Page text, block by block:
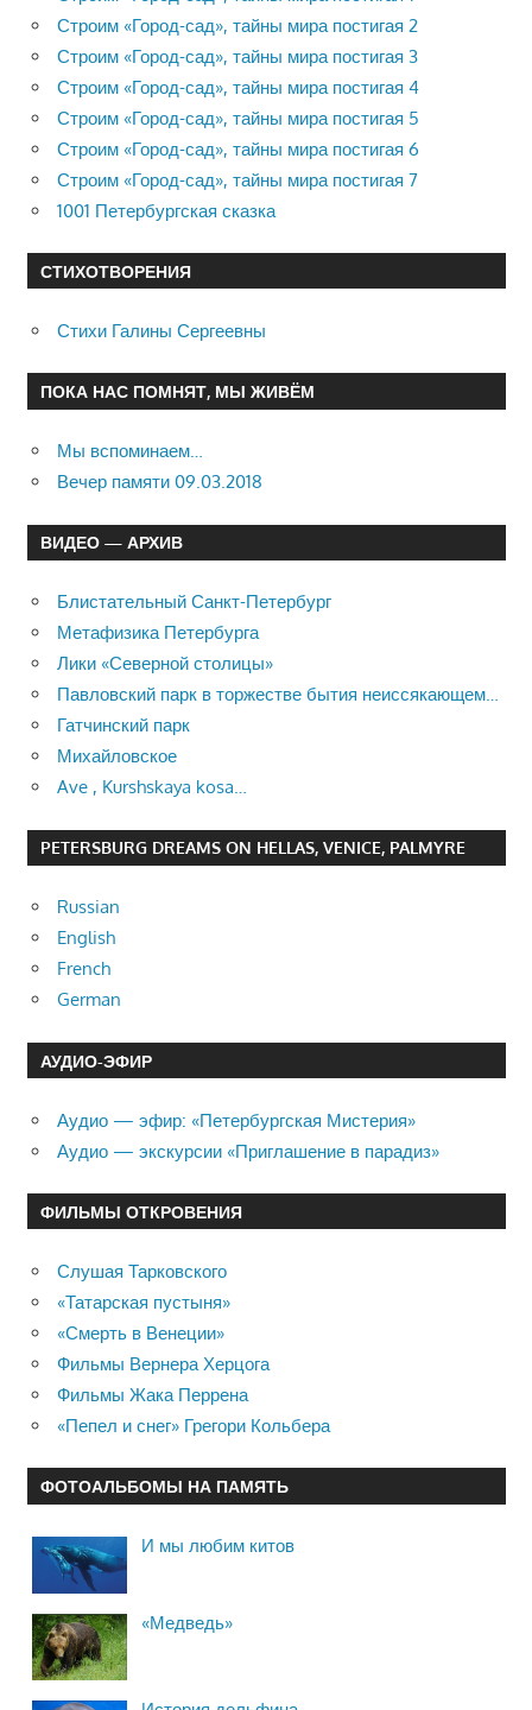
Строим «Город-сад», тайны мира постигая 2
Строим «Город-сад», тайны мира постигая 3
Строим «Город-сад», тайны мира постигая 4
Строим «Город-сад», тайны мира постигая 5
Строим «Город-сад», тайны мира постигая 6
Строим «Город-сад», тайны мира постигая 7
1001 Петербургская сказка
СТИХОТВОРЕНИЯ
Стихи Галины Сергеевны
ПОКА НАС ПОМНЯТ, МЫ ЖИВЁМ
Мы вспоминаем…
Вечер памяти 09.03.2018
ВИДЕО — АРХИВ
Блистательный Санкт-Петербург
Метафизика Петербурга
Лики «Северной столицы»
Павловский парк в торжестве бытия неиссякающем…
Гатчинский парк
Михайловское
Ave , Kurshskaya kosa…
PETERSBURG DREAMS ON HELLAS, VENICE, PALMYRE
Russian
English
French
German
АУДИО-ЭФИР
Аудио — эфир: «Петербургская Мистерия»
Аудио — экскурсии «Приглашение в парадиз»
ФИЛЬМЫ ОТКРОВЕНИЯ
Слушая Тарковского
«Татарская пустыня»
«Смерть в Венеции»
Фильмы Вернера Херцога
Фильмы Жака Перрена
«Пепел и снег» Грегори Кольбера
ФОТОАЛЬБОМЫ НА ПАМЯТЬ
И мы любим китов
«Медведь»